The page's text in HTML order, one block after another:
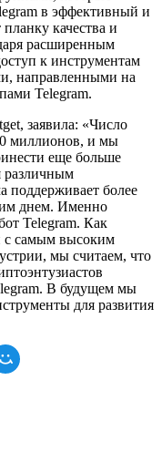
в эффективный и
качества и
расширенным
к инструментам
направленными на
Telegram.
заявила: «Число
миллионов, и мы
еще больше
различным
поддерживает более
днем. Именно
Telegram. Как
с самым высоким
мы считаем, что
В будущем мы
для развития